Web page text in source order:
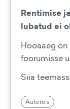
Rentimise
lubatud ei
Hooaaeg
foorumisse
Siia
Autoreis